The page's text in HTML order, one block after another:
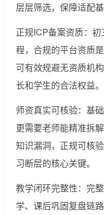
层层筛选，保障适配
正规ICP备案资质：
程，合规的平台资质
可有效规避无资质机
长和学生的合法权益。
师资真实可核验：基
更需要老师能精准拆
知识漏洞，正规可核
习断层的核心关键。
教学闭环完整性：完
学、课后巩固复盘链